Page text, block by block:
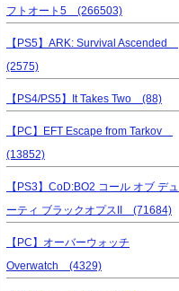
フトオート5 (266503)
【PS5】ARK: Survival Ascended
(2575)
【PS4/PS5】It Takes Two (88)
【PC】EFT Escape from Tarkov
(13852)
【PS3】CoD:BO2 コール オブ デュ
ーティ ブラックオプスII (71684)
【PC】オーバーウォッチ
Overwatch (4329)